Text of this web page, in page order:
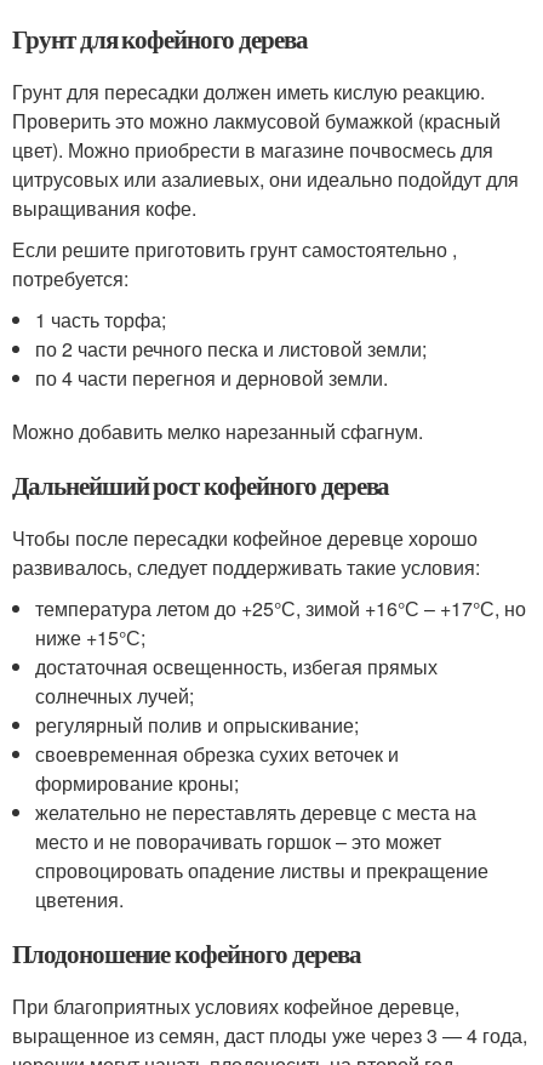
Грунт для кофейного дерева
Грунт для пересадки должен иметь кислую реакцию.
Проверить это можно лакмусовой бумажкой (красный
цвет). Можно приобрести в магазине почвосмесь для
цитрусовых или азалиевых, они идеально подойдут для
выращивания кофе.
Если решите приготовить грунт самостоятельно ,
потребуется:
1 часть торфа;
по 2 части речного песка и листовой земли;
по 4 части перегноя и дерновой земли.
Можно добавить мелко нарезанный сфагнум.
Дальнейший рост кофейного дерева
Чтобы после пересадки кофейное деревце хорошо
развивалось, следует поддерживать такие условия:
температура летом до +25°С, зимой +16°С – +17°С, но
ниже +15°С;
достаточная освещенность, избегая прямых
солнечных лучей;
регулярный полив и опрыскивание;
своевременная обрезка сухих веточек и
формирование кроны;
желательно не переставлять деревце с места на
место и не поворачивать горшок – это может
спровоцировать опадение листвы и прекращение
цветения.
Плодоношение кофейного дерева
При благоприятных условиях кофейное деревце,
выращенное из семян, даст плоды уже через 3 — 4 года,